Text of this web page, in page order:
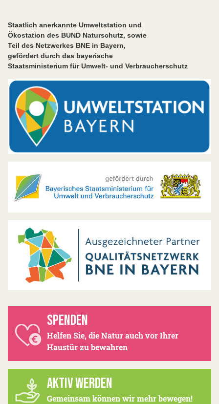
Staatlich anerkannte Umweltstation und
Ökostation des BUND Naturschutz, sowie
Teil des Netzwerkes BNE in Bayern,
gefördert durch das bayerische
Staatsministerium für Umwelt- und Verbraucherschutz
SPENDEN
Helfen Sie, die Natur auch vor Ihrer
Haustür zu bewahren
AKTIV WERDEN
Gemeinsam können wir mehr bewegen!